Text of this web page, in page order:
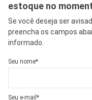
estoque no
Se você deseja ser
preencha os campos
informado.
Seu nome*
Seu e-mail*